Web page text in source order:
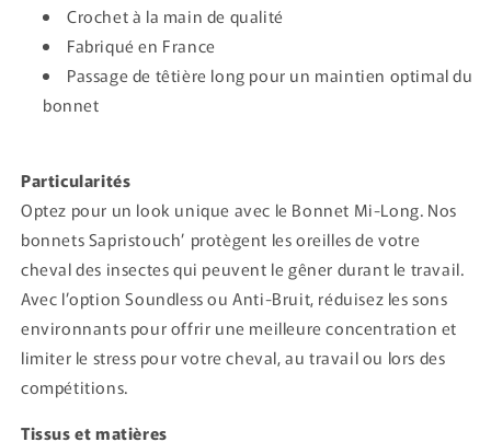
Crochet à la main de qualité
Fabriqué en France
Passage de têtière long pour un maintien optimal du
bonnet
Particularités
Optez pour un look unique avec le Bonnet Mi-Long. Nos
bonnets Sapristouch’ protègent les oreilles de votre
cheval des insectes qui peuvent le gêner durant le travail.
Avec l’option Soundless ou Anti-Bruit, réduisez les sons
environnants pour offrir une meilleure concentration et
limiter le stress pour votre cheval, au travail ou lors des
compétitions.
Tissus et matières